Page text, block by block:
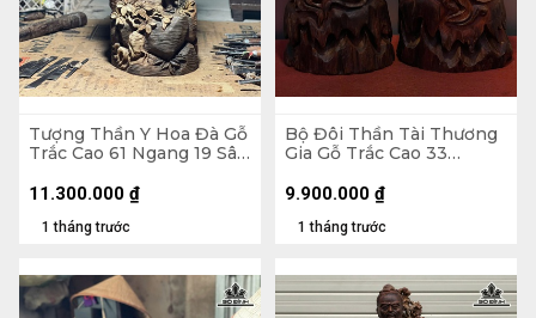
Tượng Thần Y Hoa Đà Gỗ
Trắc Cao 61 Ngang 19 Sâu
1 tháng trước
11.300.000 ₫
Bộ Đôi Thần Tài Thương
Gia Gỗ Trắc Cao 33
1 tháng trước
9.900.000 ₫